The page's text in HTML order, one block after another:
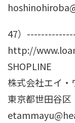
47）
http://
SHOPLINE
株式会社エイ・
東京都世田谷区